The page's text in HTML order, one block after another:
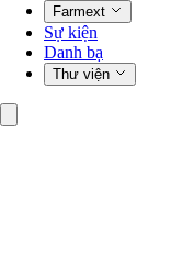
Farmext
Sự kiện
Danh bạ
Thư viện